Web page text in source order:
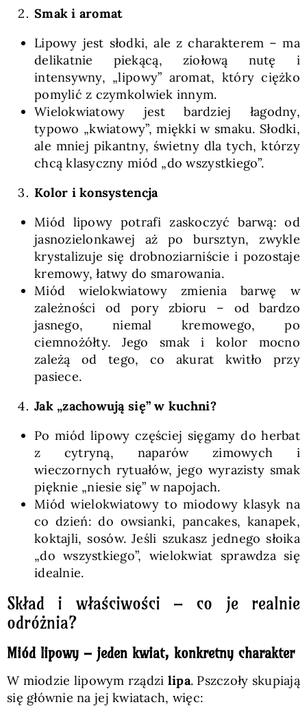
Smak i aromat
Lipowy jest słodki, ale z charakterem – ma
delikatnie piekącą, ziołową nutę i
intensywny, „lipowy” aromat, który ciężko
pomylić z czymkolwiek innym.
Wielokwiatowy jest bardziej łagodny,
typowo „kwiatowy”, miękki w smaku. Słodki,
ale mniej pikantny, świetny dla tych, którzy
chcą klasyczny miód „do wszystkiego”.
Kolor i konsystencja
Miód lipowy potrafi zaskoczyć barwą: od
jasnozielonkawej aż po bursztyn, zwykle
krystalizuje się drobnoziarniście i pozostaje
kremowy, łatwy do smarowania.
Miód wielokwiatowy zmienia barwę w
zależności od pory zbioru – od bardzo
jasnego, niemal kremowego, po
ciemnożółty. Jego smak i kolor mocno
zależą od tego, co akurat kwitło przy
pasiece.
Jak „zachowują się” w kuchni?
Po miód lipowy częściej sięgamy do herbat
z cytryną, naparów zimowych i
wieczornych rytuałów, jego wyrazisty smak
pięknie „niesie się” w napojach.
Miód wielokwiatowy to miodowy klasyk na
co dzień: do owsianki, pancakes, kanapek,
koktajli, sosów. Jeśli szukasz jednego słoika
„do wszystkiego”, wielokwiat sprawdza się
idealnie.
Skład i właściwości – co je realnie
odróżnia?
Miód lipowy – jeden kwiat, konkretny charakter
W miodzie lipowym rządzi lipa. Pszczoły skupiają
się głównie na jej kwiatach, więc: